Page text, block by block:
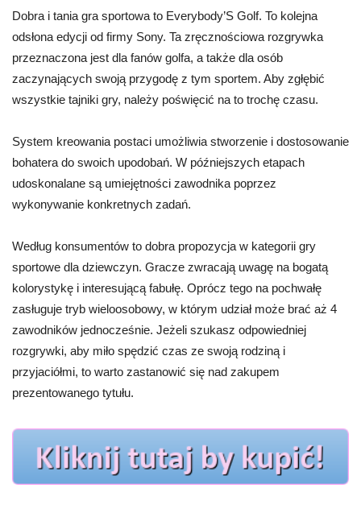
Dobra i tania gra sportowa to Everybody’S Golf. To kolejna
odsłona edycji od firmy Sony. Ta zręcznościowa rozgrywka
przeznaczona jest dla fanów golfa, a także dla osób
zaczynających swoją przygodę z tym sportem. Aby zgłębić
wszystkie tajniki gry, należy poświęcić na to trochę czasu.
System kreowania postaci umożliwia stworzenie i dostosowanie
bohatera do swoich upodobań. W późniejszych etapach
udoskonalane są umiejętności zawodnika poprzez
wykonywanie konkretnych zadań.
Według konsumentów to dobra propozycja w kategorii gry
sportowe dla dziewczyn. Gracze zwracają uwagę na bogatą
kolorystykę i interesującą fabułę. Oprócz tego na pochwałę
zasługuje tryb wieloosobowy, w którym udział może brać aż 4
zawodników jednocześnie. Jeżeli szukasz odpowiedniej
rozgrywki, aby miło spędzić czas ze swoją rodziną i
przyjaciółmi, to warto zastanowić się nad zakupem
prezentowanego tytułu.